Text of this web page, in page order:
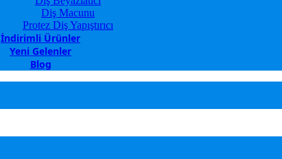
Diş Macunu
Protez Diş Yapıştırıcı
İndirimli Ürünler
Yeni Gelenler
Blog